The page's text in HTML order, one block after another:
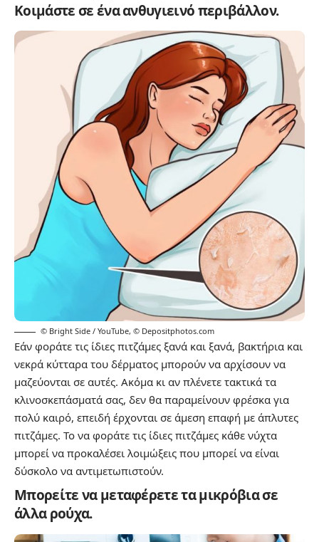
Κοιμάστε σε ένα ανθυγιεινό περιβάλλον.
© Bright Side / YouTube, © Depositphotos.com
Εάν φοράτε τις ίδιες πιτζάμες ξανά και ξανά, βακτήρια και
νεκρά κύτταρα του δέρματος μπορούν να αρχίσουν να
μαζεύονται σε αυτές. Ακόμα κι αν πλένετε τακτικά τα
κλινοσκεπάσματά σας, δεν θα παραμείνουν φρέσκα για
πολύ καιρό, επειδή έρχονται σε άμεση επαφή με άπλυτες
πιτζάμες. Το να φοράτε τις ίδιες πιτζάμες κάθε νύχτα
μπορεί να προκαλέσει λοιμώξεις που μπορεί να είναι
δύσκολο να αντιμετωπιστούν.
Μπορείτε να μεταφέρετε τα μικρόβια σε
άλλα ρούχα.